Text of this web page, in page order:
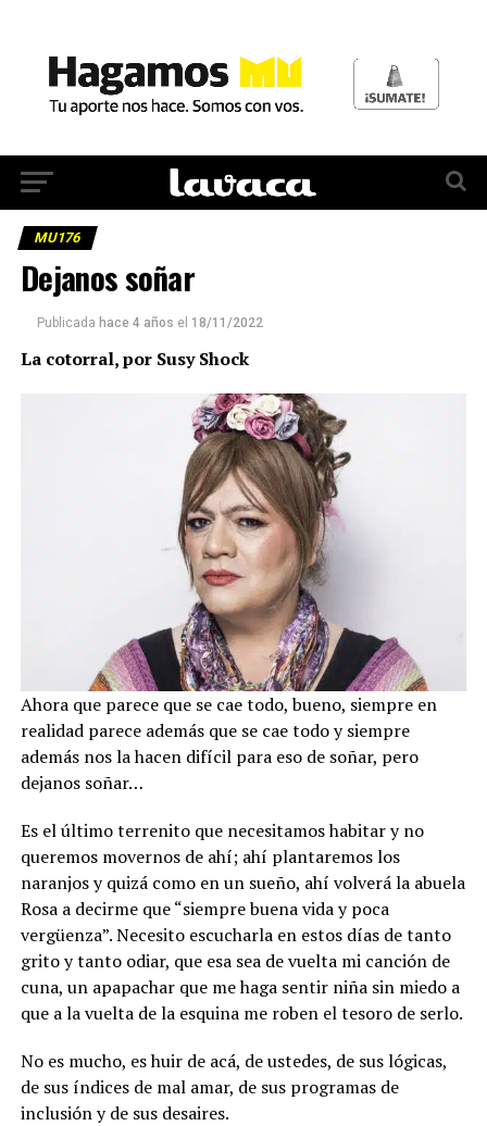
MU176
Dejanos soñar
Publicada hace 4 años el 18/11/2022
La cotorral, por Susy Shock
Ahora que parece que se cae todo, bueno, siempre en
realidad parece además que se cae todo y siempre
además nos la hacen difícil para eso de soñar, pero
dejanos soñar…
Es el último terrenito que necesitamos habitar y no
queremos movernos de ahí; ahí plantaremos los
naranjos y quizá como en un sueño, ahí volverá la abuela
Rosa a decirme que “siempre buena vida y poca
vergüenza”. Necesito escucharla en estos días de tanto
grito y tanto odiar, que esa sea de vuelta mi canción de
cuna, un apapachar que me haga sentir niña sin miedo a
que a la vuelta de la esquina me roben el tesoro de serlo.
No es mucho, es huir de acá, de ustedes, de sus lógicas,
de sus índices de mal amar, de sus programas de
inclusión y de sus desaires.